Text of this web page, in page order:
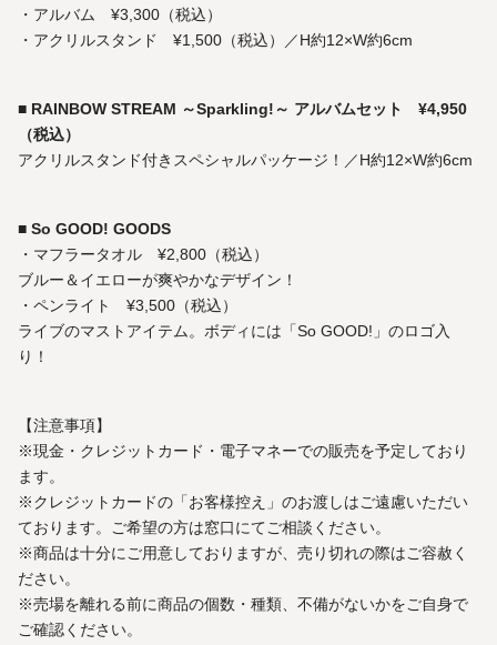
・アルバム ¥3,300（税込）
・アクリルスタンド ¥1,500（税込）／H約12×W約6cm
■ RAINBOW STREAM ～Sparkling!～ アルバムセット ¥4,950
（税込）
アクリルスタンド付きスペシャルパッケージ！／H約12×W約6cm
■ So GOOD! GOODS
・マフラータオル ¥2,800（税込）
ブルー＆イエローが爽やかなデザイン！
・ペンライト ¥3,500（税込）
ライブのマストアイテム。ボディには「So GOOD!」のロゴ入
り！
【注意事項】
※現金・クレジットカード・電子マネーでの販売を予定しており
ます。
※クレジットカードの「お客様控え」のお渡しはご遠慮いただい
ております。ご希望の方は窓口にてご相談ください。
※商品は十分にご用意しておりますが、売り切れの際はご容赦く
ださい。
※売場を離れる前に商品の個数・種類、不備がないかをご自身で
ご確認ください。